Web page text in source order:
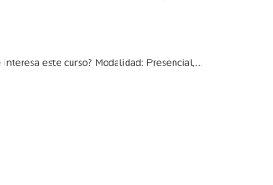
interesa este curso? Modalidad: Presencial,...